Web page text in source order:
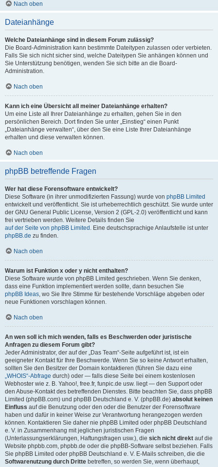
Nach oben
Dateianhänge
Welche Dateianhänge sind in diesem Forum zulässig?
Die Board-Administration kann bestimmte Dateitypen zulassen oder verbieten.
Falls Sie sich nicht sicher sind, welche Dateitypen Sie anhängen können und
Sie Unterstützung benötigen, wenden Sie sich bitte an die Board-
Administration.
Nach oben
Kann ich eine Übersicht all meiner Dateianhänge erhalten?
Um eine Liste all Ihrer Dateianhänge zu erhalten, gehen Sie in den
persönlichen Bereich. Dort finden Sie unter „Einstieg“ einen Punkt
„Dateianhänge verwalten“, über den Sie eine Liste Ihrer Dateianhänge
erhalten und diese verwalten können.
Nach oben
phpBB betreffende Fragen
Wer hat diese Forensoftware entwickelt?
Diese Software (in ihrer unmodifizierten Fassung) wurde von phpBB Limited
entwickelt und veröffentlicht. Sie ist urheberrechtlich geschützt. Sie wurde unter
der GNU General Public License, Version 2 (GPL-2.0) veröffentlicht und kann
frei vertrieben werden. Weitere Details finden Sie
auf der Seite von phpBB Limited . Eine deutschsprachige Anlaufstelle ist unter
phpBB.de zu finden.
Nach oben
Warum ist Funktion x oder y nicht enthalten?
Diese Software wurde von phpBB Limited geschrieben. Wenn Sie denken,
dass eine Funktion implementiert werden sollte, dann besuchen Sie
phpBB Ideas, wo Sie Ihre Stimme für bestehende Vorschläge abgeben oder
neue Funktionen vorschlagen können.
Nach oben
An wen soll ich mich wenden, falls es Beschwerden oder juristische
Anfragen zu diesem Forum gibt?
Jeder Administrator, der auf der „Das Team“-Seite aufgeführt ist, ist ein
geeigneter Kontakt für Ihre Beschwerde. Wenn Sie so keine Antwort erhalten,
sollten Sie den Besitzer der Domain kontaktieren (führen Sie dazu eine
„WHOIS“-Abfrage durch) oder — falls diese Seite bei einem kostenlosen
Webhoster wie z. B. Yahoo!, free.fr, funpic.de usw. liegt — den Support oder
den Abuse-Kontakt des betreffenden Dienstes. Bitte beachten Sie, dass phpBB
Limited (phpBB.com) und phpBB Deutschland e. V. (phpBB.de) absolut keinen
Einfluss auf die Benutzung oder den oder die Benutzer der Forensoftware
haben und dafür in keiner Weise zur Verantwortung herangezogen werden
können. Kontaktieren Sie daher nie phpBB Limited oder phpBB Deutschland
e. V. in Zusammenhang mit jeglichen juristischen Fragen
(Unterlassungserklärungen, Haftungsfragen usw.), die sich nicht direkt auf die
Website phpbb.com, phpbb.de oder die phpBB-Software selbst beziehen. Falls
Sie phpBB Limited oder phpBB Deutschland e. V. E-Mails schreiben, die die
Softwarenutzung durch Dritte betreffen, so werden Sie, wenn überhaupt,